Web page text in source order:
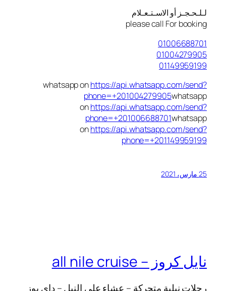
لـلـحـجـز أو الاسـتـعـلام
please call For booking
01006688701
01004279905
01149959199
whatsapp onhttps://api.whatsapp.com/send?
phone=+201004279905whatsapp
onhttps://api.whatsapp.com/send?
phone=+201006688701whatsapp
onhttps://api.whatsapp.com/send?
phone=+201149959199
25 مارس، 2021
نايل كروز – all nile cruise
رحلات نيلية متحركة – عشاء على النيل – داى يوز